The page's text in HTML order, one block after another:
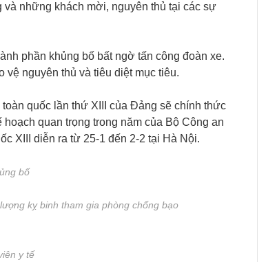
những khách mời, nguyên thủ tại các sự
phần khủng bố bất ngờ tấn công đoàn xe.
nguyên thủ và tiêu diệt mục tiêu.
quốc lần thứ XIII của Đảng sẽ chính thức
quan trọng trong năm của Bộ Công an
XIII diễn ra từ 25-1 đến 2-2 tại Hà Nội.
bố
kỵ binh tham gia phòng chống bạo
y tế